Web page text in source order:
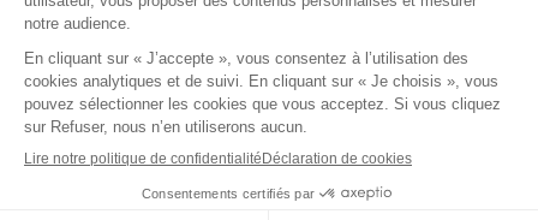
* Taux fixe national hors assurance, pouvant varier selon votre région et
dossier. Exemple représentatif pour un montant emprunté de 200 000 €.
Taux débiteur fixe de 2.85 % et TAEG fixe (hors frais) de 3.21 % (taux
assurance emprunteur de 0,36%) sur 15 ans. 180 mensualités de
1 426,78 € (dont 60,00 € d'assurance). Coût total du crédit (hors frais) :
56 820,53 €. Montant total dû (hors frais) : 256 820,53 €.
Un crédit vous engage et doit être remboursé. Vérifiez vos capacités